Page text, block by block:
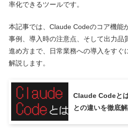
率化できるツールです。
本記事では、Claude Codeのコア機能
事例、導入時の注意点、そして出力品
進め方まで、日常業務への導入をすぐ
解説します。
Claude Codeと
との違いを徹底